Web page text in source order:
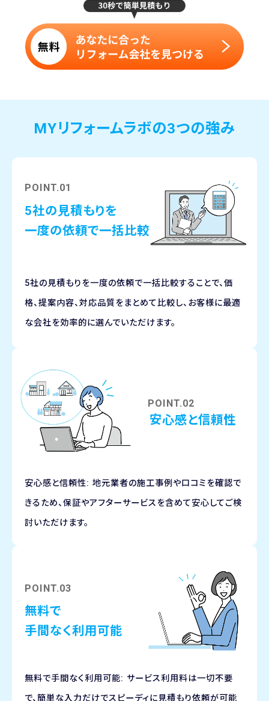
MYリフォームラボの3つの強み
POINT.01
5社の見積もりを
一度の依頼で一括比較
5社の見積もりを一度の依頼で一括比較することで、価
格、提案内容、対応品質をまとめて比較し、お客様に最適
な会社を効率的に選んでいただけます。
POINT.02
安心感と信頼性
安心感と信頼性: 地元業者の施工事例や口コミを確認で
きるため、保証やアフターサービスを含めて安心してご検
討いただけます。
POINT.03
無料で
手間なく利用可能
無料で手間なく利用可能: サービス利用料は一切不要
で、簡単な入力だけでスピーディに見積もり依頼が可能